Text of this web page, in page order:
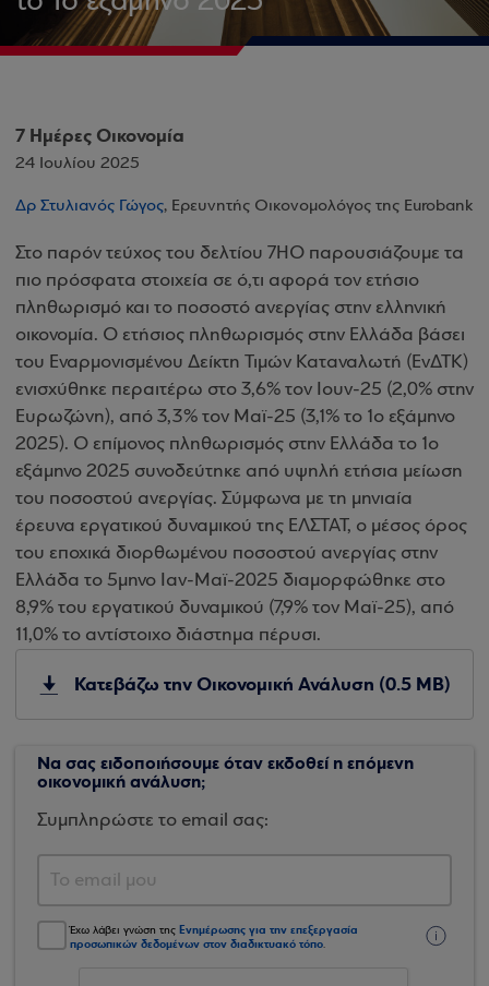
7 Ημέρες Οικονομία
24 Ιουλίου 2025
Δρ Στυλιανός Γώγος, Ερευνητής Οικονομολόγος της Eurobank
Στο παρόν τεύχος του δελτίου 7ΗΟ παρουσιάζουμε τα
πιο πρόσφατα στοιχεία σε ό,τι αφορά τον ετήσιο
πληθωρισμό και το ποσοστό ανεργίας στην ελληνική
οικονομία. Ο ετήσιος πληθωρισμός στην Ελλάδα βάσει
του Εναρμονισμένου Δείκτη Τιμών Καταναλωτή (ΕνΔΤΚ)
ενισχύθηκε περαιτέρω στο 3,6% τον Ιουν-25 (2,0% στην
Ευρωζώνη), από 3,3% τον Μαϊ-25 (3,1% το 1ο εξάμηνο
2025). Ο επίμονος πληθωρισμός στην Ελλάδα το 1ο
εξάμηνο 2025 συνοδεύτηκε από υψηλή ετήσια μείωση
του ποσοστού ανεργίας. Σύμφωνα με τη μηνιαία
έρευνα εργατικού δυναμικού της ΕΛΣΤΑΤ, ο μέσος όρος
του εποχικά διορθωμένου ποσοστού ανεργίας στην
Ελλάδα το 5μηνο Ιαν-Μαϊ-2025 διαμορφώθηκε στο
8,9% του εργατικού δυναμικού (7,9% τον Maϊ-25), από
11,0% το αντίστοιχο διάστημα πέρυσι.
Κατεβάζω την Οικονομική Ανάλυση (0.5 MB)
Να σας ειδοποιήσουμε όταν εκδοθεί η επόμενη
οικονομική ανάλυση;
Συμπληρώστε το email σας:
Έχω λάβει γνώση της Ενημέρωσης για την επεξεργασία
προσωπικών δεδομένων στον διαδικτυακό τόπο.